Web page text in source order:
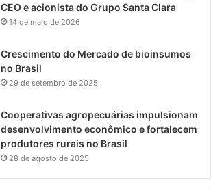
CEO e acionista do Grupo Santa Clara
14 de maio de 2026
Crescimento do Mercado de bioinsumos
no Brasil
29 de setembro de 2025
Cooperativas agropecuárias impulsionam
desenvolvimento econômico e fortalecem
produtores rurais no Brasil
28 de agosto de 2025